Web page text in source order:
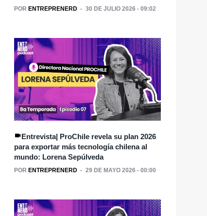
POR ENTREPRENERD 30 DE JULIO 2026 - 09:02
Entrevista| ProChile revela su plan 2026
para exportar más tecnología chilena al
mundo: Lorena Sepúlveda
POR ENTREPRENERD 29 DE MAYO 2026 - 00:00